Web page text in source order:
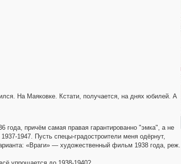
На Маяковке. Кстати, получается, на днях юбилей. А
года, причём самая правая гарантированно "эмка", а не
1947. Пусть спецы-градостроители меня одёрнут,
«Враги» — художественный фильм 1938 года, реж.